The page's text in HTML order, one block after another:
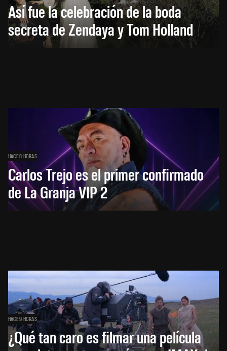
Así fue la celebración de la boda
secreta de Zendaya y Tom Holland
HACE 8 HORAS
Carlos Trejo es el primer confirmado
de La Granja VIP 2
HACE 9 HORAS
¿Qué tan caro es filmar una película